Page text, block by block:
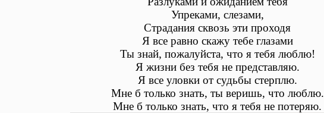
Упреками, слезами,
Страдания сквозь эти проходя
Я все равно скажу тебе глазами
Ты знай, пожалуйста, что я тебя люблю!
Я жизни без тебя не представляю.
Я все уловки от судьбы стерплю.
Мне б только знать, ты веришь, что люблю.
Мне б только знать, что я тебя не потеряю.